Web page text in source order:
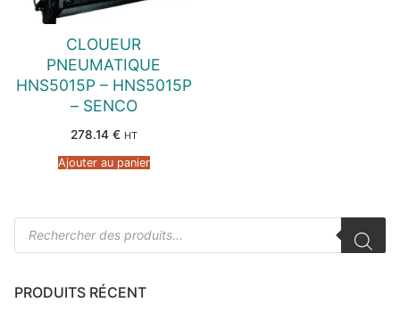
CLOUEUR
PNEUMATIQUE
HNS5015P – HNS5015P
– SENCO
278.14 € HT
Ajouter au panier
Recherche
de
produits
PRODUITS RÉCENT